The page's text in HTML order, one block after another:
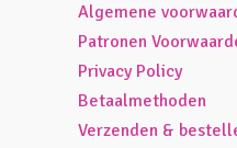
Algemene
Patronen
Privacy Policy
Betaalmethoden
Verzenden &